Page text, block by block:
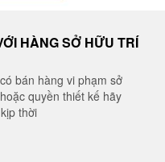
HÀNG SỞ HỮU TRÍ
bán hàng vi phạm sở
quyền thiết kế hãy
thời